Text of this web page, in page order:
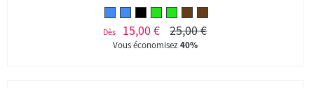
Dès 15,00 € 25,00 €
Vous économisez40%